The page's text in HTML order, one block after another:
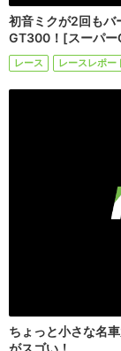
初音ミクが2回もバ
GT300！[スーパー
レース レースレポー
ちょっと小さな名
がスゴい！